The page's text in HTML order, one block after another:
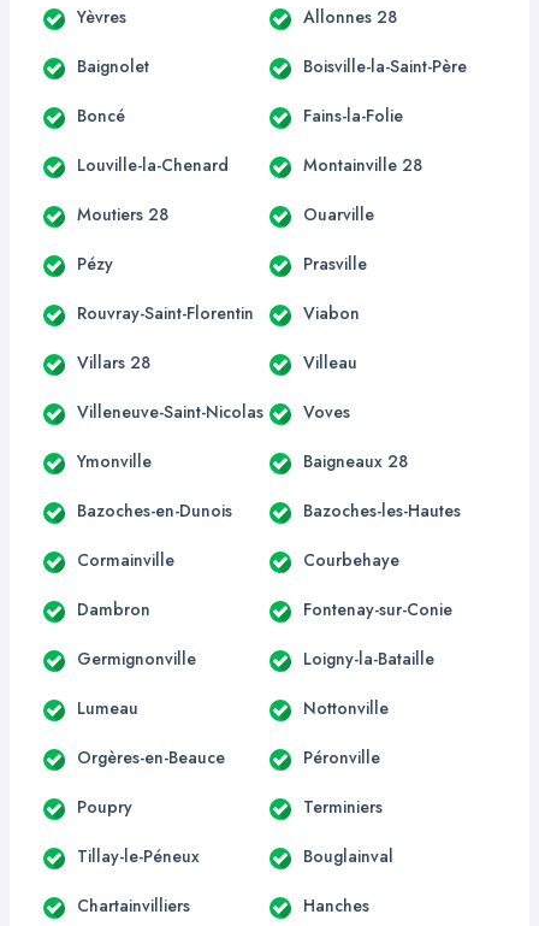
Yèvres Allonnes 28
Baignolet Boisville-la-Saint-Père
Boncé Fains-la-Folie
Louville-la-Chenard Montainville 28
Moutiers 28 Ouarville
Pézy Prasville
Rouvray-Saint-Florentin Viabon
Villars 28 Villeau
Villeneuve-Saint-Nicolas Voves
Ymonville Baigneaux 28
Bazoches-en-Dunois Bazoches-les-Hautes
Cormainville Courbehaye
Dambron Fontenay-sur-Conie
Germignonville Loigny-la-Bataille
Lumeau Nottonville
Orgères-en-Beauce Péronville
Poupry Terminiers
Tillay-le-Péneux Bouglainval
Chartainvilliers Hanches